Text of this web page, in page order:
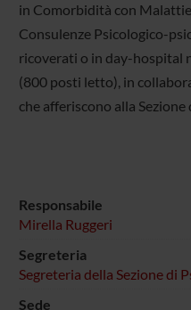
in Comorbidità con
Consulenze Psicologico-
ricoverati o in day-hospital
(800 posti letto), in
che afferiscono alla
Responsabile
Mirella Ruggeri
Segreteria
Segreteria della Sezione di
Sede